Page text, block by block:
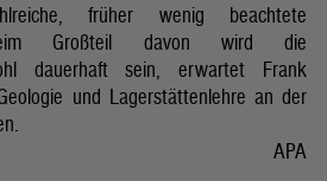
früher wenig beachtete
Großteil davon wird die
dauerhaft sein, erwartet Frank
und Lagerstättenlehre an der
APA